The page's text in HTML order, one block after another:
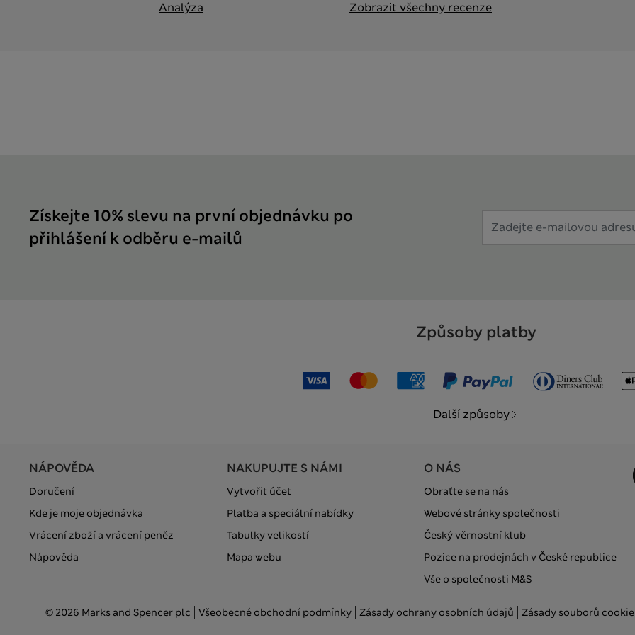
Analýza Zobrazit všechny recenze
Získejte 10% slevu na první objednávku po
přihlášení k odběru e-mailů
Způsoby platby
Další způsoby
NÁPOVĚDA
Doručení
Kde je moje objednávka
Vrácení zboží a vrácení peněz
Nápověda
NAKUPUJTE S NÁMI
Vytvořit účet
Platba a speciální nabídky
Tabulky velikostí
Mapa webu
O NÁS
Obraťte se na nás
Webové stránky společnosti
Český věrnostní klub
Pozice na prodejnách v České republice
Vše o společnosti M&S
© 2026 Marks and Spencer plc Všeobecné obchodní podmínky Zásady ochrany osobních údajů Zásady souborů cookie